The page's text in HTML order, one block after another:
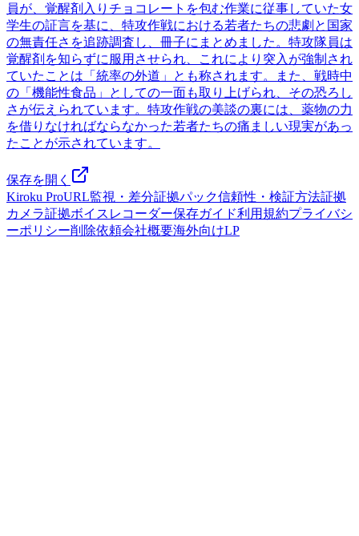
員が、覚醒剤入りチョコレートを包む作業に従事していた女
学生の証言を基に、特攻作戦における若者たちの悲劇と国家
の無責任さを追跡調査し、冊子にまとめました。特攻隊員は
覚醒剤を知らずに服用させられ、これにより突入が強制され
ていたことは「統率の外道」とも称されます。また、戦時中
の「機能性食品」としての一面も取り上げられ、その恐ろし
さが伝えられています。特攻作戦の美談の裏には、薬物の力
を借りなければならなかった若者たちの痛ましい現実があっ
たことが示されています。
保存を開く
Kiroku ProURL監視・差分証拠パック信頼性・検証方法証拠
カメラ証拠ボイスレコーダー保存ガイド利用規約プライバシ
ーポリシー削除依頼会社概要海外向けLP